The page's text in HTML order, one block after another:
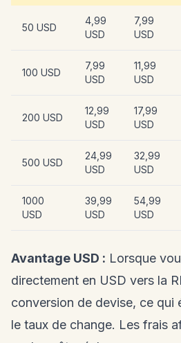
50 USD
4,99
USD
7,99
USD
100 USD
7,99
USD
11,99
USD
200 USD
12,99
USD
17,99
USD
500 USD
24,99
USD
32,99
USD
1000
USD
39,99
USD
54,99
USD
Avantage USD : Lorsque
directement en USD vers la
conversion de devise, ce qui
le taux de change. Les frais